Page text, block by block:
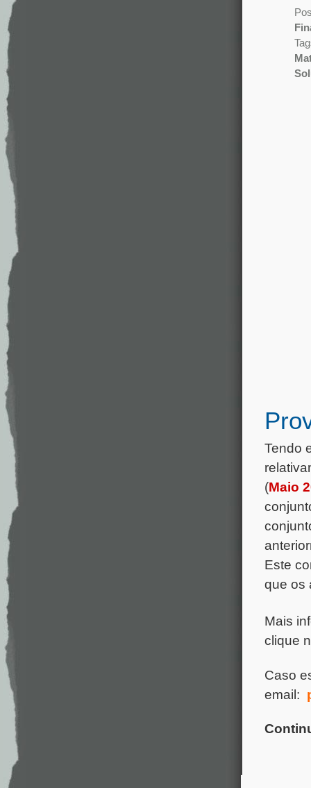
Tendo
(Maio
Este
que os
Mais
clique
Caso
email: